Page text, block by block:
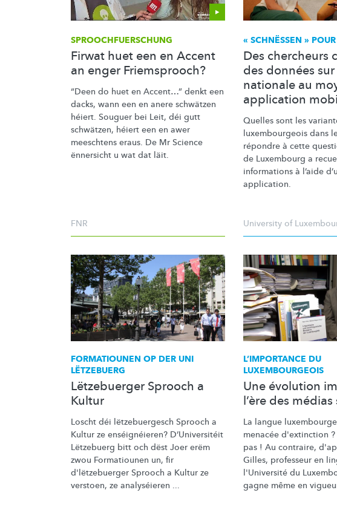
SPROOCHFUERSCHUNG
Firwat huet een en Accent
an enger Friemsprooch?
“Deen do huet en Accent…” denkt een
dacks, wann een en anere schwätzen
héiert. Souguer bei Leit, déi gutt
schwätzen, héiert een en awer
meeschtens eraus. De Mr Science
ënnersicht u wat dat läit.
FNR
« SCHNËSSEN »
Des chercheurs
des données
nationale au
application
Quelles sont les
luxembourgeois dans
répondre à cette
de Luxembourg a
informations à l’aide
application.
University of
FORMATIOUNEN OP DER UNI
LËTZEBUERG
Lëtzebuerger Sprooch a
Kultur
Loscht déi lëtzebuergesch Sprooch a
Kultur ze enséignéieren? D’Universitéit
Lëtzebuerg bitt och dëst Joer erëm
zwou Formatiounen un, fir
d'lëtzebuerger Sprooch a Kultur ze
verstoen, ze analyséieren ...
L’IMPORTANCE DU
LUXEMBOURGEOIS
Une évolution
l’ère des
La langue
menacée d'extinction
pas ! Au contraire,
Gilles, professeur en
l'Université du
gagne même en